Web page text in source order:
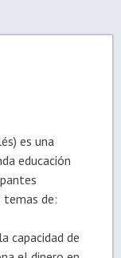
es una
educación
de:
capacidad de